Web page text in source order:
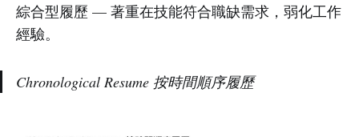
綜合型履歷 — 著重在技能符合職缺需求，弱化工作
經驗。
Chronological Resume 按時間順序履歷